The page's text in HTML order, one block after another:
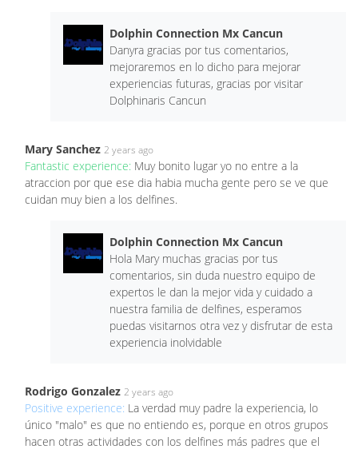
Dolphin Connection Mx Cancun
Danyra gracias por tus comentarios,
mejoraremos en lo dicho para mejorar
experiencias futuras, gracias por visitar
Dolphinaris Cancun
Mary Sanchez 2 years ago
Fantastic experience: Muy bonito lugar yo no entre a la
atraccion por que ese dia habia mucha gente pero se ve que
cuidan muy bien a los delfines.
Dolphin Connection Mx Cancun
Hola Mary muchas gracias por tus
comentarios, sin duda nuestro equipo de
expertos le dan la mejor vida y cuidado a
nuestra familia de delfines, esperamos
puedas visitarnos otra vez y disfrutar de esta
experiencia inolvidable
Rodrigo Gonzalez 2 years ago
Positive experience: La verdad muy padre la experiencia, lo
único "malo" es que no entiendo es, porque en otros grupos
hacen otras actividades con los delfines más padres que el